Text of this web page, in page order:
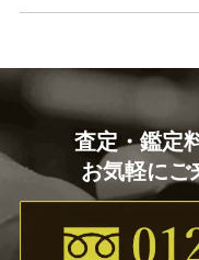
査定・鑑定
お気軽にご